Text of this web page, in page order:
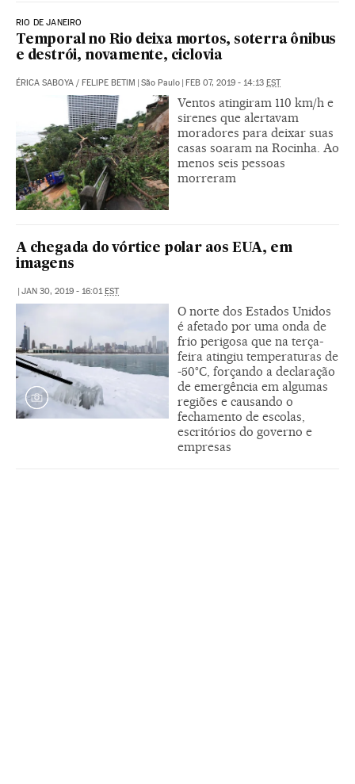
RIO DE JANEIRO
Temporal no Rio deixa mortos, soterra ônibus
e destrói, novamente, ciclovia
ÉRICA SABOYA / FELIPE BETIM | São Paulo | FEB 07, 2019 - 14:13 EST
Ventos atingiram 110 km/h e
sirenes que alertavam
moradores para deixar suas
casas soaram na Rocinha. Ao
menos seis pessoas
morreram
A chegada do vórtice polar aos EUA, em
imagens
| JAN 30, 2019 - 16:01EST
O norte dos Estados Unidos
é afetado por uma onda de
frio perigosa que na terça-
feira atingiu temperaturas de
-50°C, forçando a declaração
de emergência em algumas
regiões e causando o
fechamento de escolas,
escritórios do governo e
empresas